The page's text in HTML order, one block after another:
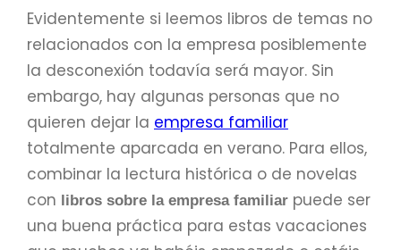
Evidentemente si leemos libros de temas no
relacionados con la empresa posiblemente
la desconexión todavía será mayor. Sin
embargo, hay algunas personas que no
quieren dejar la empresa familiar
totalmente aparcada en verano. Para ellos,
combinar la lectura histórica o de novelas
con libros sobre la empresa familiar puede ser
una buena práctica para estas vacaciones